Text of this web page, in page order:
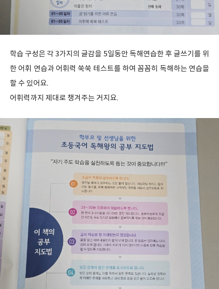
학습 구성은 각 3가지의 글감을 5일동안 독해연습한 후 글쓰기를 위
한 어휘 연습과 어휘력 쑥쑥 테스트를 하여 꼼꼼히 독해하는 연습을
할 수 있어요.
어휘력까지 제대로 챙겨주는 거지요.